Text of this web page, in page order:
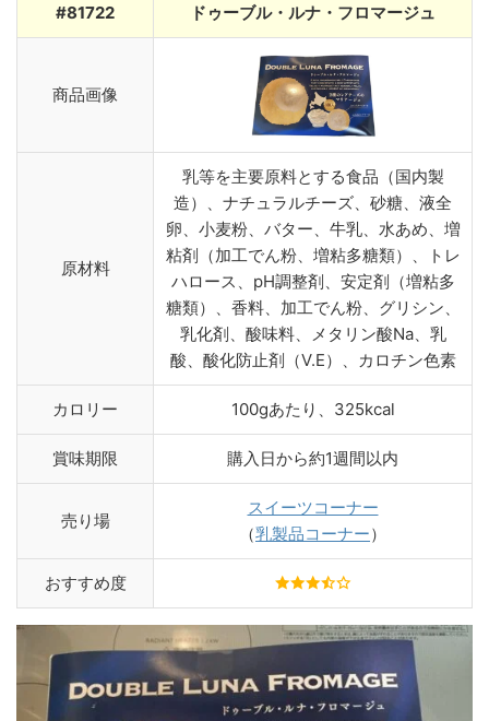
#81722
ドゥーブル・ルナ・フロマージュ
商品画像
原材料
乳等を主要原料とする食品（国内製
造）、ナチュラルチーズ、砂糖、液全
卵、小麦粉、バター、牛乳、水あめ、増
粘剤（加工でん粉、増粘多糖類）、トレ
ハロース、pH調整剤、安定剤（増粘多
糖類）、香料、加工でん粉、グリシン、
乳化剤、酸味料、メタリン酸Na、乳
酸、酸化防止剤（V.E）、カロチン色素
カロリー 100gあたり、325kcal
賞味期限 購入日から約1週間以内
売り場
スイーツコーナー
（乳製品コーナー）
おすすめ度